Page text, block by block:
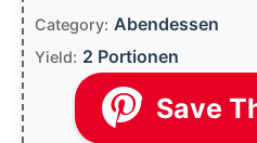
Category: Abendessen
Yield: 2 Portionen
Save